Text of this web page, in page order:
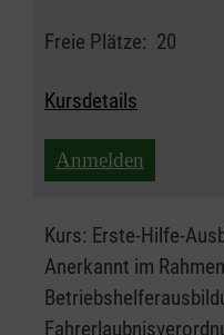
Freie Plätze: 20
Kursdetails
Anmelden
Kurs: Erste-Hilfe-
Anerkannt im